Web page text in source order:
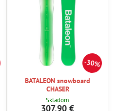
30%
BATALEON snowboard
CHASER
Skladom
307,90 €